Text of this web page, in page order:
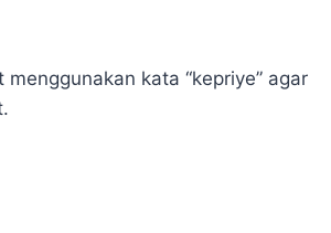
kata “kepriye” agar